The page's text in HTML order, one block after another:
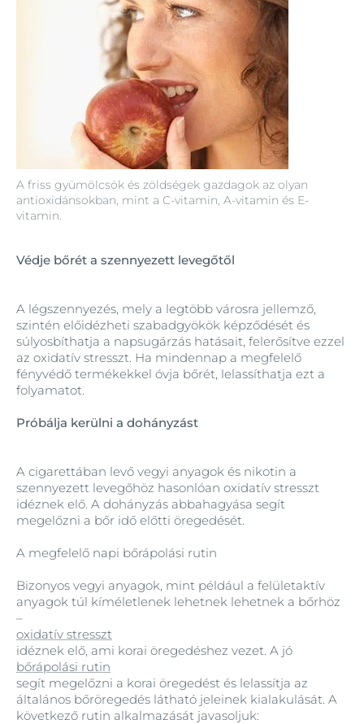
A friss gyümölcsök és zöldségek gazdagok az olyan
antioxidánsokban, mint a C-vitamin, A-vitamin és E-
vitamin.
Védje bőrét a szennyezett levegőtől
A légszennyezés, mely a legtöbb városra jellemző,
szintén előidézheti szabadgyökök képződését és
súlyosbíthatja a napsugárzás hatásait, felerősítve ezzel
az oxidatív stresszt. Ha mindennap a megfelelő
fényvédő termékekkel óvja bőrét, lelassíthatja ezt a
folyamatot.
Próbálja kerülni a dohányzást
A cigarettában levő vegyi anyagok és nikotin a
szennyezett levegőhöz hasonlóan oxidatív stresszt
idéznek elő. A dohányzás abbahagyása segít
megelőzni a bőr idő előtti öregedését.
A megfelelő napi bőrápolási rutin
Bizonyos vegyi anyagok, mint például a felületaktív
anyagok túl kíméletlenek lehetnek lehetnek a bőrhöz
–
oxidatív stresszt
idéznek elő, ami korai öregedéshez vezet. A jó
bőrápolási rutin
segít megelőzni a korai öregedést és lelassítja az
általános bőröregedés látható jeleinek kialakulását. A
következő rutin alkalmazását javasoljuk: